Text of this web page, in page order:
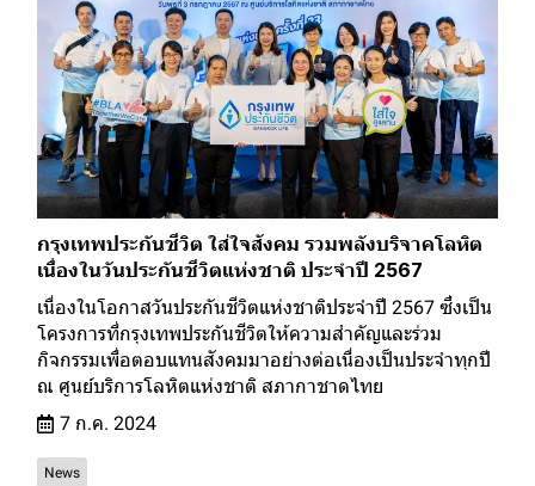
กรุงเทพประกันชีวิต ใส่ใจสังคม รวมพลังบริจาคโลหิต
เนื่องในวันประกันชีวิตแห่งชาติ ประจำปี 2567
เนื่องในโอกาสวันประกันชีวิตแห่งชาติประจำปี 2567 ซึ่งเป็น
โครงการที่กรุงเทพประกันชีวิตให้ความสำคัญและร่วม
กิจกรรมเพื่อตอบแทนสังคมมาอย่างต่อเนื่องเป็นประจำทุกปี
ณ ศูนย์บริการโลหิตแห่งชาติ สภากาชาดไทย
7 ก.ค. 2024
News